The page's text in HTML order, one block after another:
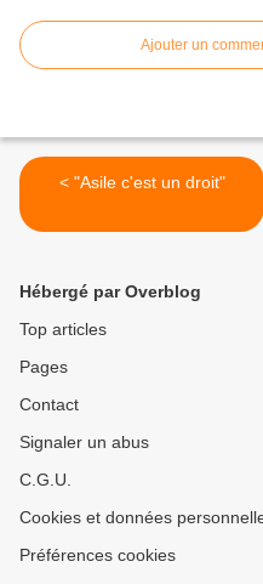
Ajouter un
< "Asile c'est un droit"
Hébergé par Overblog
Top articles
Pages
Contact
Signaler un abus
C.G.U.
Cookies et données
Préférences cookies